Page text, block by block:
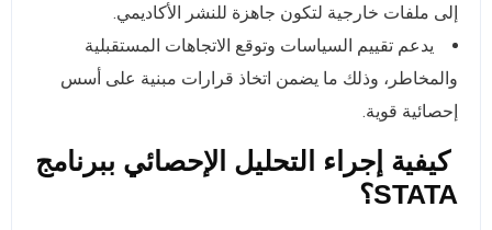
إلى ملفات خارجية لتكون جاهزة للنشر الأكاديمي.
يدعم تقييم السياسات وتوقع الاتجاهات المستقبلية
والمخاطر، وذلك ما يضمن اتخاذ قرارات مبنية على أسس
إحصائية قوية.
كيفية إجراء التحليل الإحصائي ببرنامج
STATA؟